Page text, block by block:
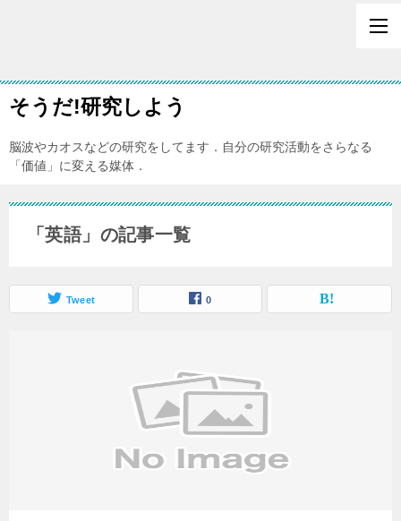
そうだ!研究しよう
脳波やカオスなどの研究をしてます．自分の研究活動をさらなる
「価値」に変える媒体．
「英語」の記事一覧
Tweet 0